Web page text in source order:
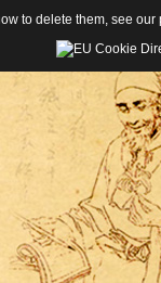
to delete them, see our